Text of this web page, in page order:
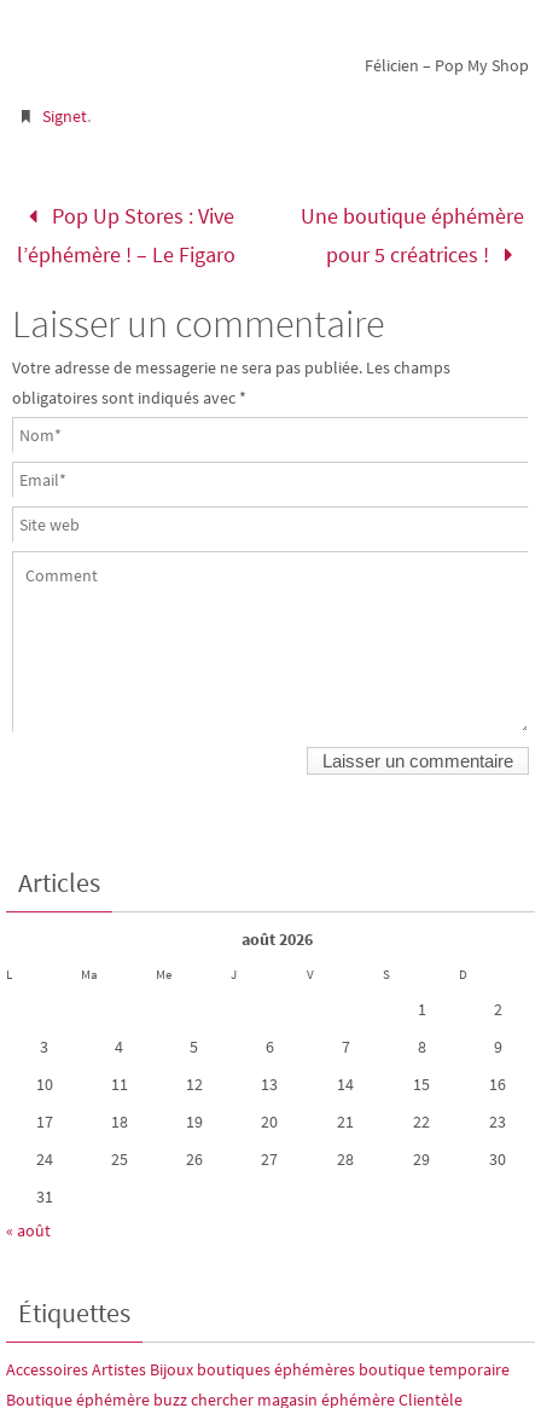
Félicien – Pop My Shop
Signet.
Pop Up Stores : Vive
l’éphémère ! – Le Figaro
Une boutique éphémère
pour 5 créatrices !
Laisser un commentaire
Votre adresse de messagerie ne sera pas publiée. Les champs
obligatoires sont indiqués avec *
Articles
août 2026
L Ma Me J V S D
« août
1
2
3
4 5 6 7 8
9
10
11 12 13 14 15
16
17
18 19 20 21 22
23
24
25 26 27 28 29
30
31
Étiquettes
AccessoiresArtistes Bijoux boutiques éphémères boutique temporaire
Boutique éphémère buzzchercher magasin éphémèreClientèle